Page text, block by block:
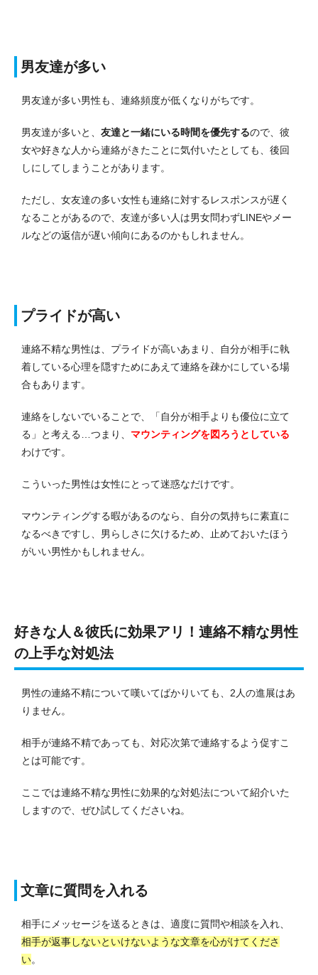
男友達が多い
男友達が多い男性も、連絡頻度が低くなりがちです。
男友達が多いと、 友達と一緒にいる時間を優先するので、彼
女や好きな人から連絡がきたことに気付いたとしても、後回
しにしてしまうことがあります。
ただし、女友達の多い女性も連絡に対するレスポンスが遅く
なることがあるので、友達が多い人は男女問わずLINEやメー
ルなどの返信が遅い傾向にあるのかもしれません。
プライドが高い
連絡不精な男性は、プライドが高いあまり、自分が相手に執
着している心理を隠すためにあえて連絡を疎かにしている場
合もあります。
連絡をしないでいることで、「自分が相手よりも優位に立て
る」と考える…つまり、 マウンティングを図ろうとしている
わけです。
こういった男性は女性にとって迷惑なだけです。
マウンティングする暇があるのなら、自分の気持ちに素直に
なるべきですし、男らしさに欠けるため、止めておいたほう
がいい男性かもしれません。
好きな人＆彼氏に効果アリ！連絡不精な男性
の上手な対処法
男性の連絡不精について嘆いてばかりいても、2人の進展はあ
りません。
相手が連絡不精であっても、対応次第で連絡するよう促すこ
とは可能です。
ここでは連絡不精な男性に効果的な対処法について紹介いた
しますので、ぜひ試してくださいね。
文章に質問を入れる
相手にメッセージを送るときは、適度に質問や相談を入れ、
相手が返事しないといけないような文章を心がけてくださ
い。